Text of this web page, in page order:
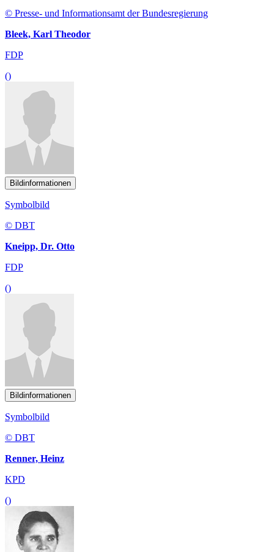
© Presse- und Informationsamt der Bundesregierung
Bleek, Karl Theodor
FDP
()
Bildinformationen
Symbolbild
© DBT
Kneipp, Dr. Otto
FDP
()
Bildinformationen
Symbolbild
© DBT
Renner, Heinz
KPD
()